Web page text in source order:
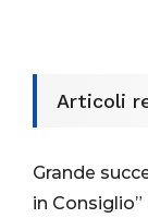
Articoli
Grande
in Consiglio”